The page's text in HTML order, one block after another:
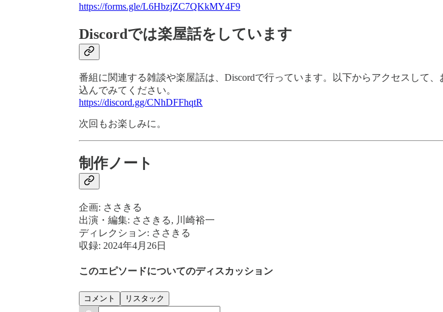
https://forms.gle/L6HbzjZC7QKkMY4F9
Discordでは楽屋話をしています
番組に関連する雑談や楽屋話は、Discordで行っています。以下からアクセスして、
込んでみてください。
https://discord.gg/CNhDFFhqtR
次回もお楽しみに。
制作ノート
企画: ささきる
出演・編集: ささきる, 川崎裕一
ディレクション: ささきる
収録: 2024年4月26日
このエピソードについてのディスカッション
コメント リスタック